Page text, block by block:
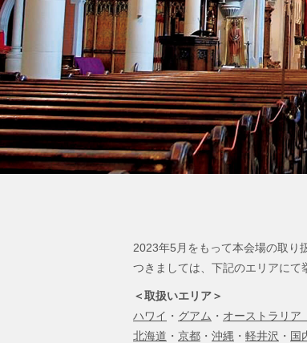
2023年5月をもって本会場の取り
つきましては、下記のエリアにて
＜取扱いエリア＞
ハワイ ・ グアム ・ オーストラリア
北海道 ・ 京都 ・ 沖縄 ・ 軽井沢 ・ 国